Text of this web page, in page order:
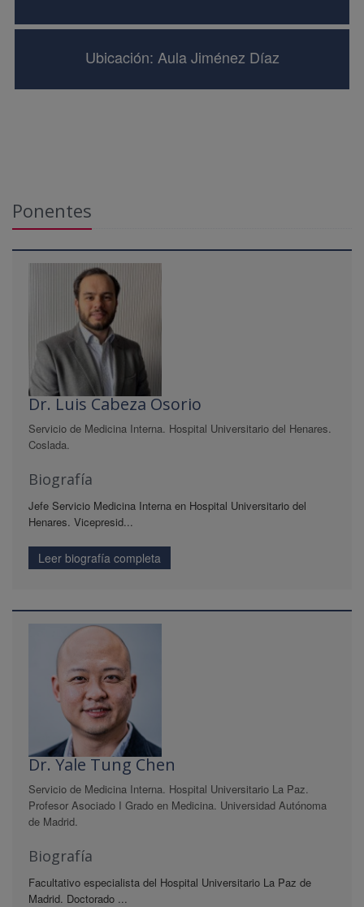
Ubicación: Aula Jiménez Díaz
Ponentes
Dr. Luis Cabeza Osorio
Servicio de Medicina Interna. Hospital Universitario del Henares.
Coslada.
Biografía
Jefe Servicio Medicina Interna en Hospital Universitario del
Henares. Vicepresid...
Leer biografía completa
Dr. Yale Tung Chen
Servicio de Medicina Interna. Hospital Universitario La Paz.
Profesor Asociado I Grado en Medicina. Universidad Autónoma
de Madrid.
Biografía
Facultativo especialista del Hospital Universitario La Paz de
Madrid. Doctorado ...